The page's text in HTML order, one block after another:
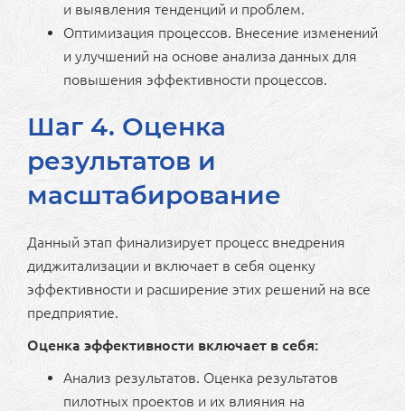
и выявления тенденций и проблем.
Оптимизация процессов. Внесение изменений
и улучшений на основе анализа данных для
повышения эффективности процессов.
Шаг 4. Оценка
результатов и
масштабирование
Данный этап финализирует процесс внедрения
диджитализации и включает в себя оценку
эффективности и расширение этих решений на все
предприятие.
Оценка эффективности включает в себя:
Анализ результатов. Оценка результатов
пилотных проектов и их влияния на